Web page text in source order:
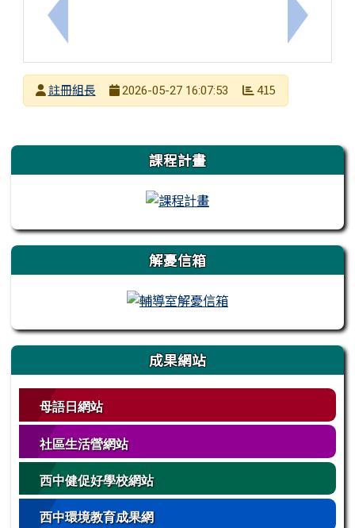
上一筆：116年教育會考日期 下一筆：
發布者
註冊組長
2026-05-27 16:07:53 415
左邊區域內容 課程計畫
解憂信箱
成果網站
母語日網站
社區生活營網站
西中健促好學校網站
西中環境教育成果網